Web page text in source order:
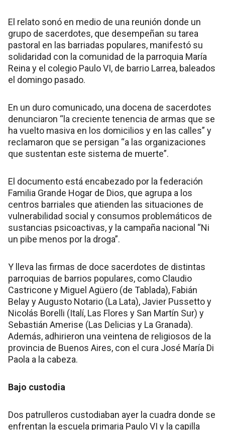
El relato sonó en medio de una reunión donde un
grupo de sacerdotes, que desempeñan su tarea
pastoral en las barriadas populares, manifestó su
solidaridad con la comunidad de la parroquia María
Reina y el colegio Paulo VI, de barrio Larrea, baleados
el domingo pasado.
En un duro comunicado, una docena de sacerdotes
denunciaron “la creciente tenencia de armas que se
ha vuelto masiva en los domicilios y en las calles” y
reclamaron que se persigan “a las organizaciones
que sustentan este sistema de muerte”.
El documento está encabezado por la federación
Familia Grande Hogar de Dios, que agrupa a los
centros barriales que atienden las situaciones de
vulnerabilidad social y consumos problemáticos de
sustancias psicoactivas, y la campaña nacional “Ni
un pibe menos por la droga”.
Y lleva las firmas de doce sacerdotes de distintas
parroquias de barrios populares, como Claudio
Castricone y Miguel Agüero (de Tablada), Fabián
Belay y Augusto Notario (La Lata), Javier Pussetto y
Nicolás Borelli (Italí, Las Flores y San Martín Sur) y
Sebastián Amerise (Las Delicias y La Granada).
Además, adhirieron una veintena de religiosos de la
provincia de Buenos Aires, con el cura José María Di
Paola a la cabeza.
Bajo custodia
Dos patrulleros custodiaban ayer la cuadra donde se
enfrentan la escuela primaria Paulo VI y la capilla